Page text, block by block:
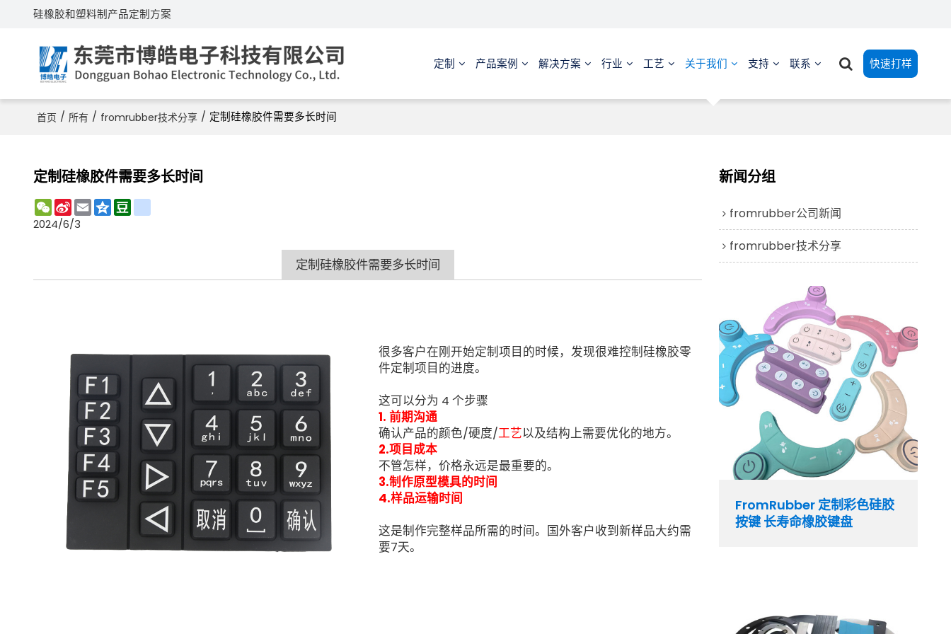
硅橡胶和塑料制产品定制方案
定制 产品案例 解决方案 行业 工艺 关于我们 支持 联系 快速打样
首页 / 所有 / fromrubber技术分享 / 定制硅橡胶件需要多长时间
定制硅橡胶件需要多长时间
WeChat
Sina
Weibo
EmailQzoneDoubanrenren
2024/6/3
定制硅橡胶件需要多长时间
很多客户在刚开始定制项目的时候，发现很难控制硅橡胶零
件定制项目的进度。
这可以分为 4 个步骤
1. 前期沟通
确认产品的颜色/硬度/工艺以及结构上需要优化的地方。
2.项目成本
不管怎样，价格永远是最重要的。
3.制作原型模具的时间
4.样品运输时间
这是制作完整样品所需的时间。国外客户收到新样品大约需
要7天。
新闻分组
fromrubber公司新闻
fromrubber技术分享
FromRubber 定制彩色硅胶
按键 长寿命橡胶键盘